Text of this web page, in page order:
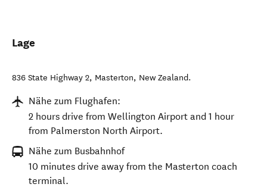
Lage
836 State Highway 2, Masterton, New Zealand.
Nähe zum Flughafen:
2 hours drive from Wellington Airport and 1 hour
from Palmerston North Airport.
Nähe zum Busbahnhof
10 minutes drive away from the Masterton coach
terminal.